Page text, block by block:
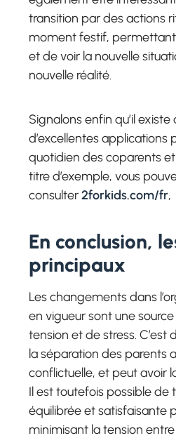
transition par des actions
moment festif,
et de voir la nouvelle
nouvelle réalité.
Signalons enfin qu’il
d’excellentes applications
quotidien des coparents
titre d’exemple, vous
consulter2forkids.com/fr,
En conclusion,
principaux
Les changements dans
en vigueur sont une
tension et de stress. C’est
la séparation des parents
conflictuelle, et peut avoir
Il est toutefois possible de
équilibrée et satisfaisante
minimisant la tension